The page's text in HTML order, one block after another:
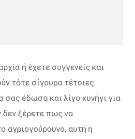
ή έχετε συγγενείς και
τότε σίγουρα τέτοιες
σας έδωσα και λίγο κυνήγι για
δεν ξέρετε πως να
αγριογούρουνο, αυτή η